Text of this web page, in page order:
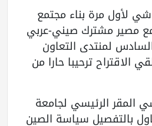
اقترح شي لأول مرة بناء مجتمع
مصير مشترك صيني-عربي
لمنتدى التعاون
الاقتراح ترحيبا حارا من
المقر الرئيسي لجامعة
بالتفصيل سياسة الصين